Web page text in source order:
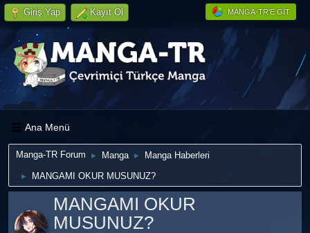
MANGA-TR'E GIT
Giriş Yap Kayıt Ol
Ana Menü
Manga-TR Forum ► Manga ► Manga Haberleri
► MANGAMI OKUR MUSUNUZ?
MANGAMI OKUR
MUSUNUZ?